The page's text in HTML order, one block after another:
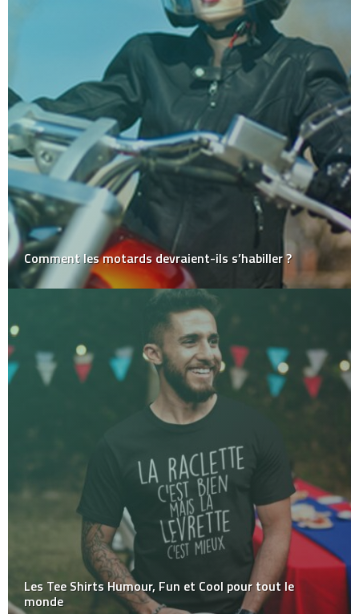
Comment les motards devraient-ils s’habiller ?
Les Tee Shirts Humour, Fun et Cool pour tout le
monde